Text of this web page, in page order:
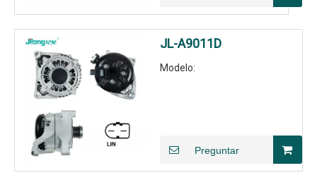
JL-A9011D
Modelo:
Preguntar